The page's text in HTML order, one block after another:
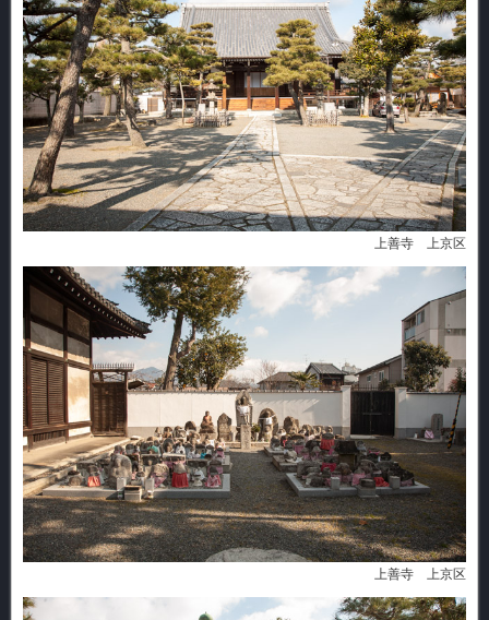
上善寺 上京区
上善寺 上京区